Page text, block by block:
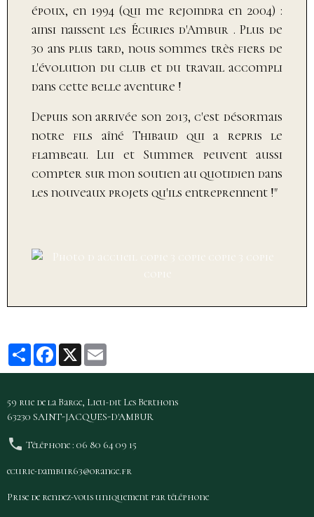
époux, en 1994 (qui me rejoindra en 2004) :
ainsi naissent les Écuries d'Ambur .Plus de
30 ans plus tard, nous sommes très fiers de
l'évolution du club et du travail accompli
dans cette belle aventure !
Depuis son arrivée son 2013, c'est désormais
notre fils aîné Thibaud qui a repris le
flambeau. Lui et Summer peuvent aussi
compter sur mon soutien au quotidien dans
les nouveaux projets qu'ils entreprennent !"
PartagerFacebook
X
59 rue de la Barge, Lieu-dit Les Berthons
63230 SAINT-JACQUES-D'AMBUR
Téléphone : 06 80 64 09 15
ecurie-dambur63@orange.fr
Prise de rendez-vous uniquement par téléphone